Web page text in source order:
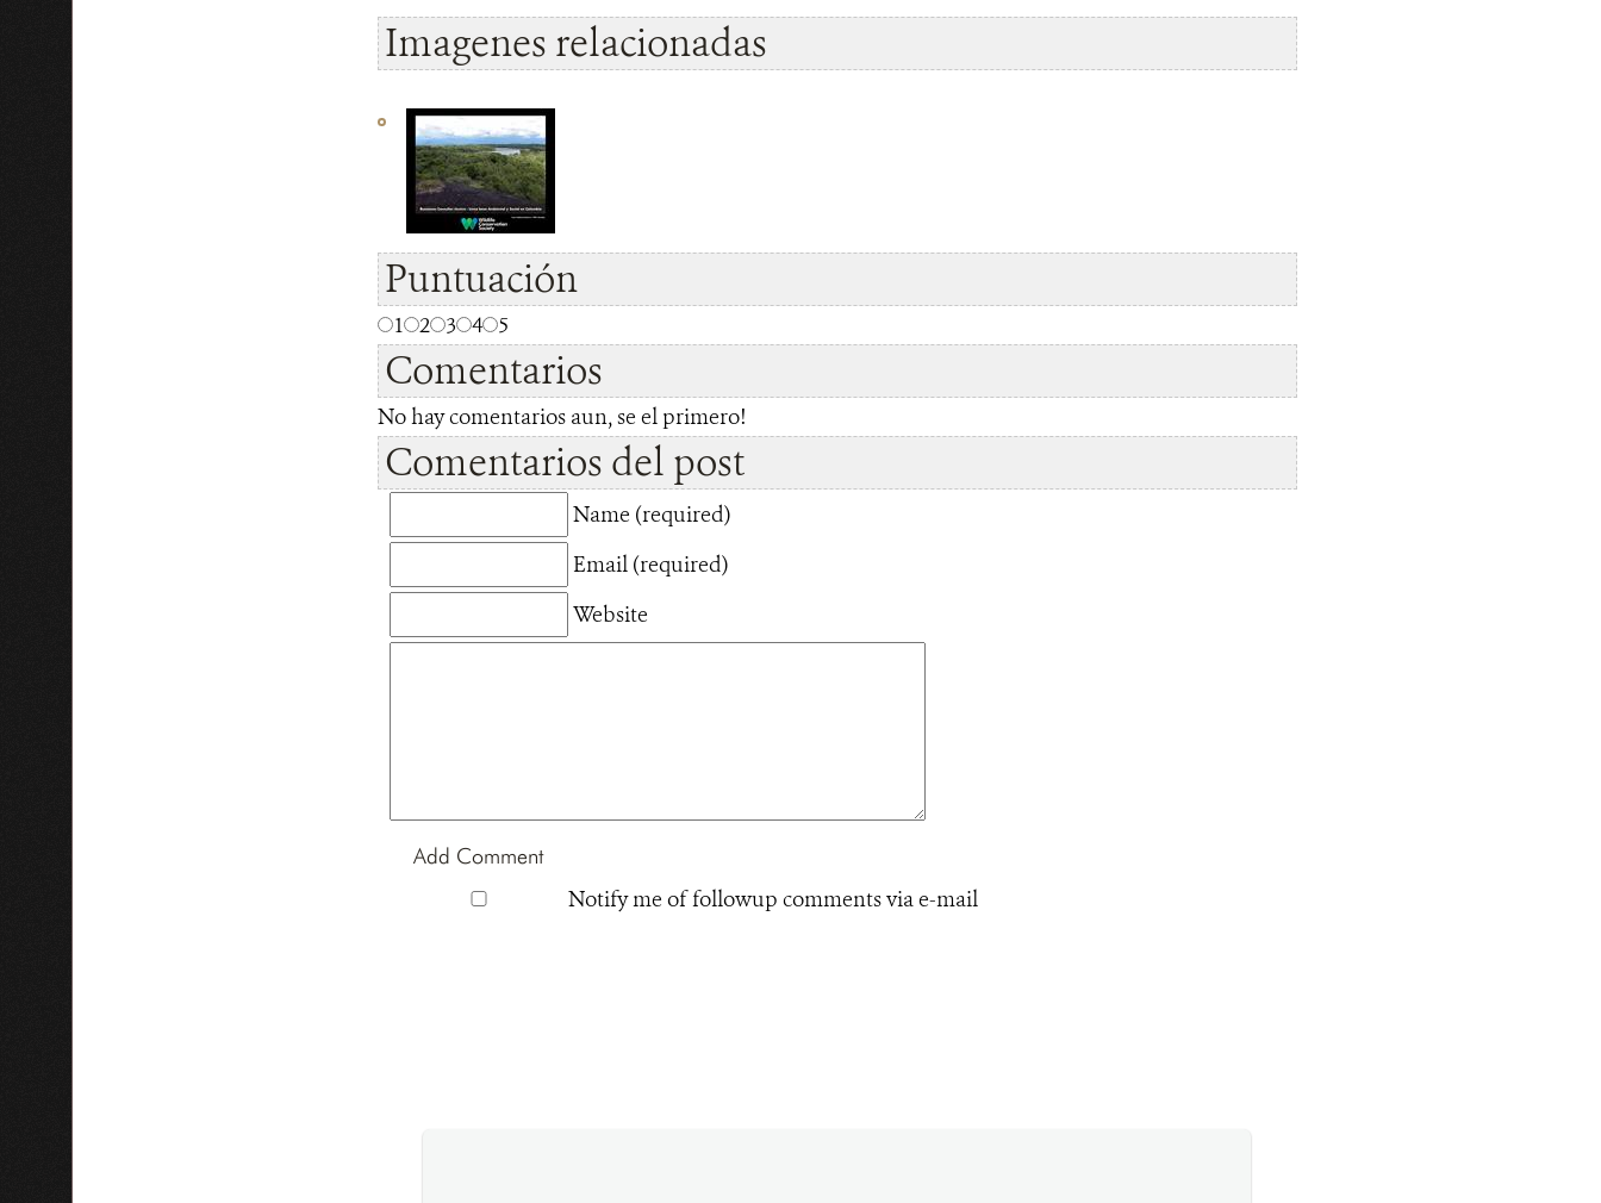
Imagenes relacionadas
Puntuación
1 2 3 4 5
Comentarios
No hay comentarios aun, se el primero!
Comentarios del post
Name (required)
Email (required)
Website
Notify me of followup comments via e-mail